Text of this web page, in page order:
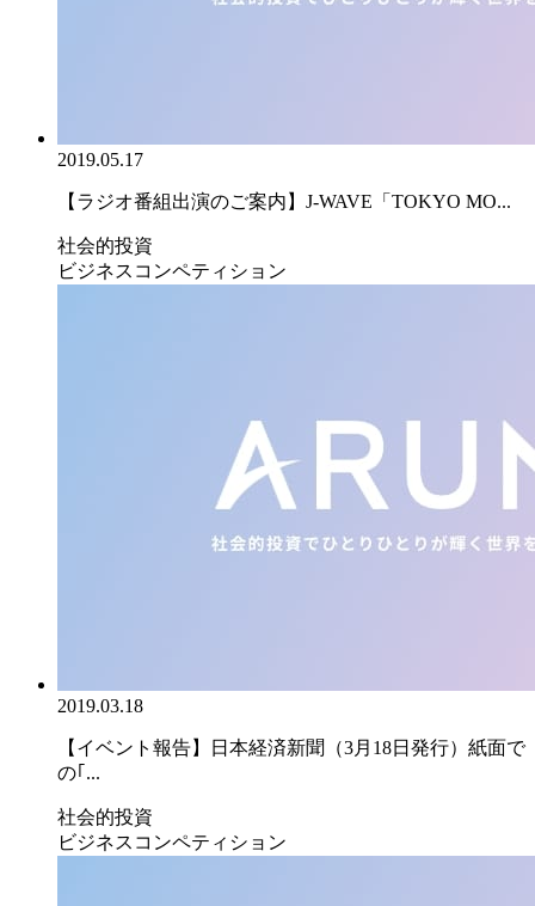
2019.05.17
【ラジオ番組出演のご案内】J-WAVE「TOKYO MO...
社会的投資
ビジネスコンペティション
2019.03.18
【イベント報告】日本経済新聞（3月18日発行）紙面で
の｢...
社会的投資
ビジネスコンペティション